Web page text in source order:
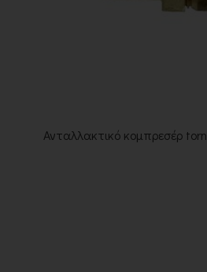
Ανταλλακτικό κομπρεσέρ